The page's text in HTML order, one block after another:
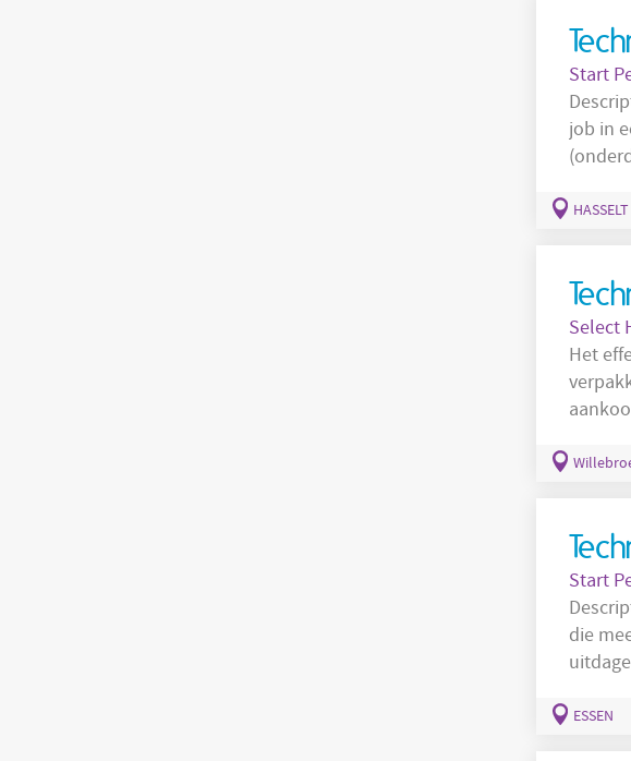
Start
job in
HASSELT
Select
Het
verpakkingsmachines
Start
die
verantwoordelijk voor:
ESSEN